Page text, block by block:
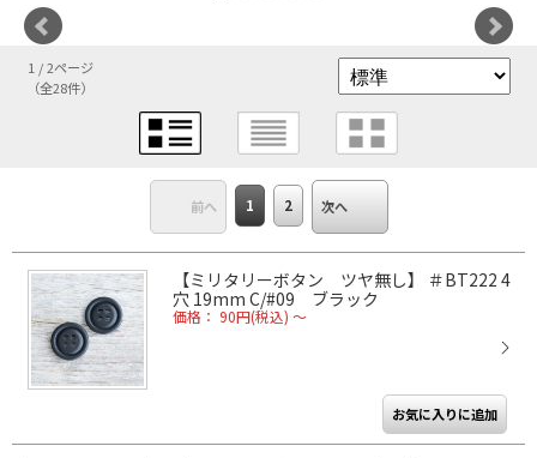
1 / 2ページ
（全28件）
前へ 1 2 次へ
【ミリタリーボタン ツヤ無し】 ＃BT222 4
穴 19mm C/#09 ブラック
価格： 90円(税込) ～